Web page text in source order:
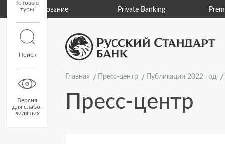
Private Banking Premium Banking
Готовые
туры
Поиск
Версия
для слабо-
видящих
Главная Пресс-центр Публикации 2022 год
Пресс-центр